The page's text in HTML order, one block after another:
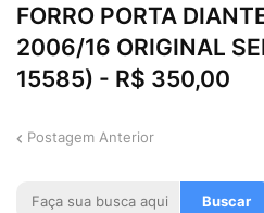
FORRO PORTA
2006/16 ORIGINAL
15585) - R$ 350,00
Postagem Anterior